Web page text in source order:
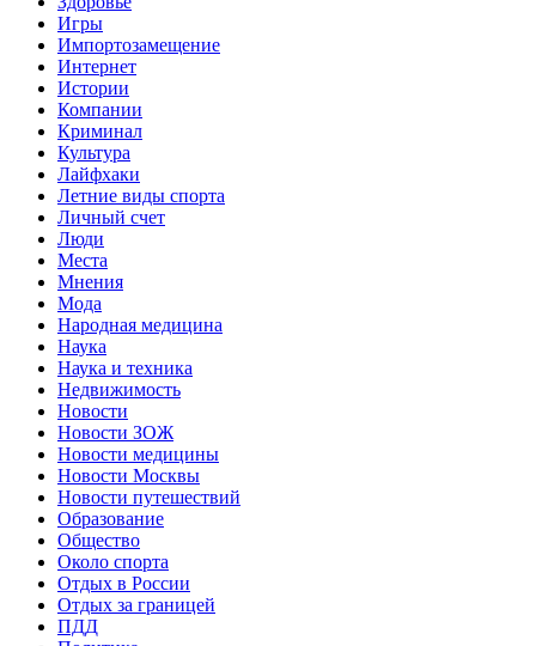
Игры
Импортозамещение
Интернет
Истории
Компании
Криминал
Культура
Лайфхаки
Летние виды спорта
Личный счет
Люди
Места
Мнения
Мода
Народная медицина
Наука
Наука и техника
Недвижимость
Новости
Новости ЗОЖ
Новости медицины
Новости Москвы
Новости путешествий
Образование
Общество
Около спорта
Отдых в России
Отдых за границей
ПДД